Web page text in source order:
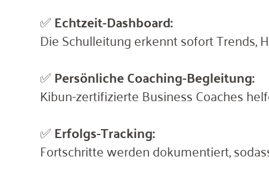
✅Echtzeit-Dashboard:
Die Schulleitung erkennt sofort Trends,
✅Persönliche Coaching-Begleitung:
Kibun-zertifizierte Business Coaches
✅Erfolgs-Tracking:
Fortschritte werden dokumentiert,